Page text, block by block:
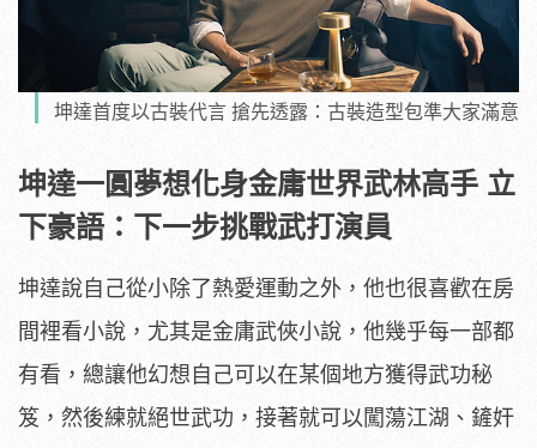
坤達首度以古裝代言 搶先透露：古裝造型包準大家滿意
坤達一圓夢想化身金庸世界武林高手 立
下豪語：下一步挑戰武打演員
坤達說自己從小除了熱愛運動之外，他也很喜歡在房
間裡看小說，尤其是金庸武俠小說，他幾乎每一部都
有看，總讓他幻想自己可以在某個地方獲得武功秘
笈，然後練就絕世武功，接著就可以闖蕩江湖、鏟奸